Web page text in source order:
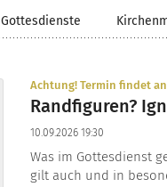
Gottesdienste
Achtung! Termin findet
Randfiguren?
10.09.2026 19:30
Was im Gottesdienst
gilt auch und in